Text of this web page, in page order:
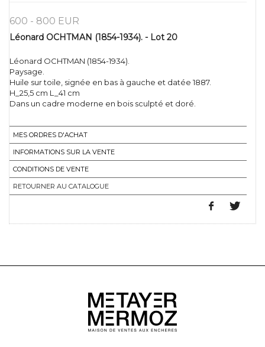
600 - 800 EUR
Léonard OCHTMAN (1854-1934). - Lot 20
Léonard OCHTMAN (1854-1934).
Paysage.
Huile sur toile, signée en bas à gauche et datée 1887.
H_25,5 cm L_41 cm
Dans un cadre moderne en bois sculpté et doré.
MES ORDRES D'ACHAT
INFORMATIONS SUR LA VENTE
CONDITIONS DE VENTE
RETOURNER AU CATALOGUE